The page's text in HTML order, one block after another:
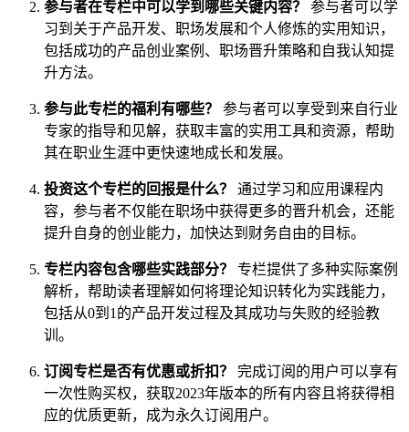
参与者在专栏中可以学到哪些关键内容？
参与者可以学
习到关于产品开发、职场发展和个人修炼的实用知识，
包括成功的产品创业案例、职场晋升策略和自我认知提
升方法。
参与此专栏的福利有哪些？
参与者可以享受到来自行业
专家的指导和见解，获取丰富的实用工具和资源，帮助
其在职业生涯中更快速地成长和发展。
投资这个专栏的回报是什么？
通过学习和应用课程内
容，参与者不仅能在职场中获得更多的晋升机会，还能
提升自身的创业能力，加快达到财务自由的目标。
专栏内容包含哪些实践部分？
专栏提供了多种实际案例
解析，帮助读者理解如何将理论知识转化为实践能力，
包括从0到1的产品开发过程及其成功与失败的经验教
训。
订阅专栏是否有优惠或折扣？
完成订阅的用户可以享有
一次性购买权，获取2023年版本的所有内容且将获得相
应的优质更新，成为永久订阅用户。